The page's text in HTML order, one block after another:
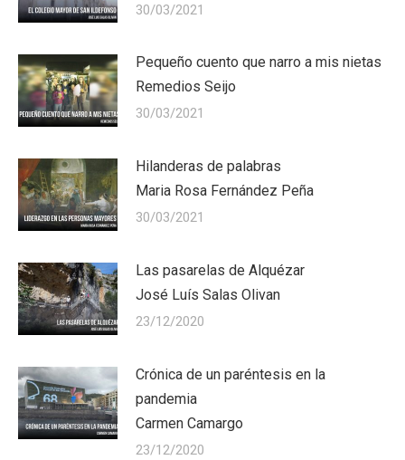
30/03/2021
Pequeño cuento que narro a mis nietas
Remedios Seijo
30/03/2021
Hilanderas de palabras
Maria Rosa Fernández Peña
30/03/2021
Las pasarelas de Alquézar
José Luís Salas Olivan
23/12/2020
Crónica de un paréntesis en la
pandemia
Carmen Camargo
23/12/2020